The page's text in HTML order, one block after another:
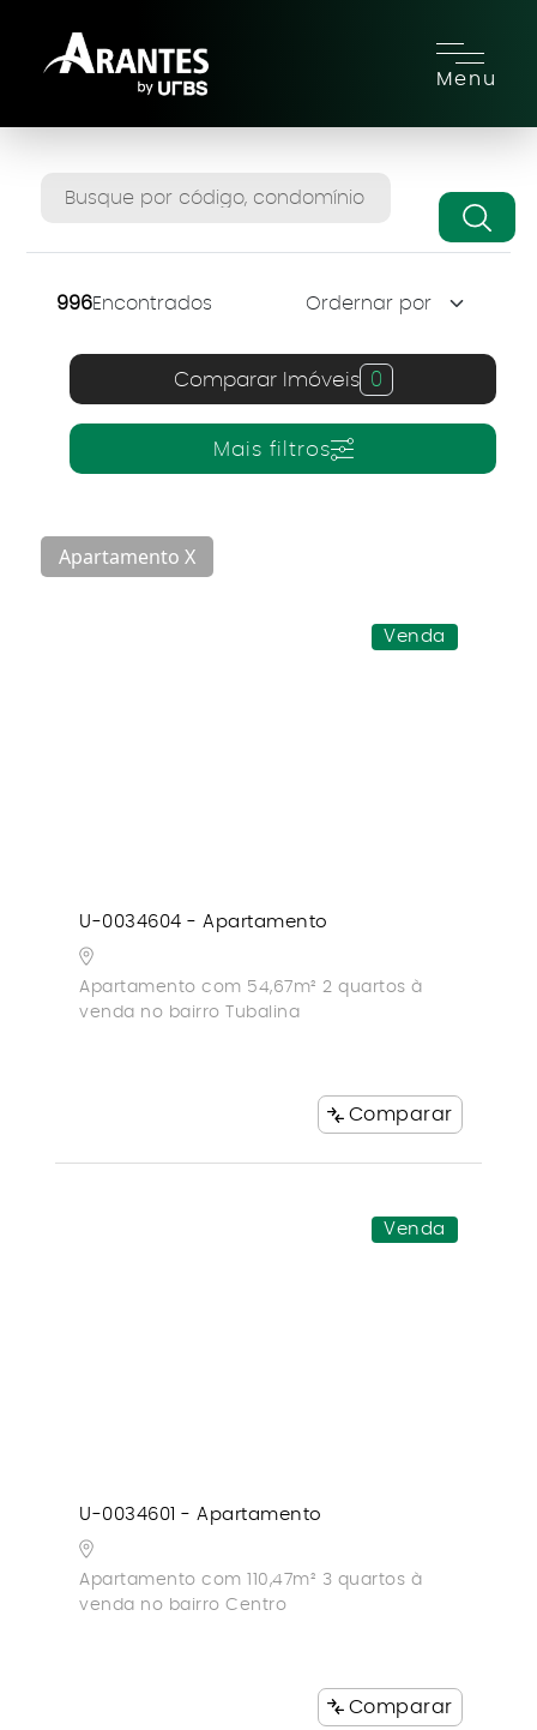
Menu
996Encontrados
Comparar Imóveis 0
Mais filtros
Apartamento X
Venda
U-0034604 - Apartamento
Apartamento com 54,67m² 2 quartos à
venda no bairro Tubalina
Comparar
Venda
U-0034601 - Apartamento
Apartamento com 110,47m² 3 quartos à
venda no bairro Centro
Comparar